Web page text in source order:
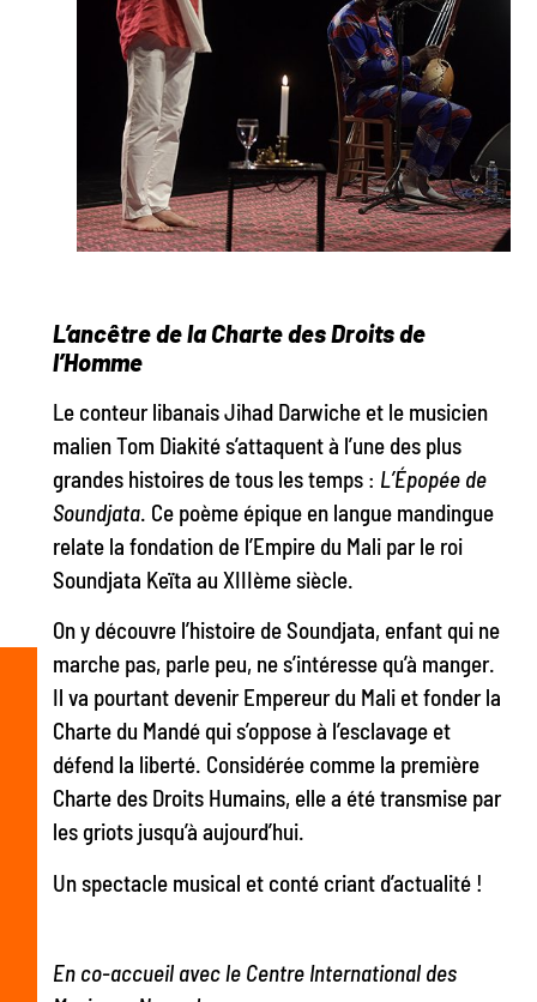
L’ancêtre de la Charte des Droits de
l’Homme
Le conteur libanais Jihad Darwiche et le musicien
malien Tom Diakité s’attaquent à l’une des plus
grandes histoires de tous les temps : L’Épopée de
Soundjata. Ce poème épique en langue mandingue
relate la fondation de l’Empire du Mali par le roi
Soundjata Keïta au XIIIème siècle.
On y découvre l’histoire de Soundjata, enfant qui ne
marche pas, parle peu, ne s’intéresse qu’à manger.
Il va pourtant devenir Empereur du Mali et fonder la
Charte du Mandé qui s’oppose à l’esclavage et
défend la liberté. Considérée comme la première
Charte des Droits Humains, elle a été transmise par
les griots jusqu’à aujourd’hui.
Un spectacle musical et conté criant d’actualité !
En co-accueil avec le Centre International des